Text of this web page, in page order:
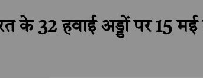
के 32 हवाई अड्डों पर 15